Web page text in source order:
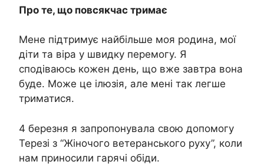
Про те, що повсякчас тримає
Мене підтримує найбільше моя родина, мої
діти та віра у швидку перемогу. Я
сподіваюсь кожен день, що вже завтра вона
буде. Може це ілюзія, але мені так легше
триматися.
4 березня я запропонувала свою допомогу
Терезі з “Жіночого ветеранського руху”, коли
нам приносили гарячі обіди.